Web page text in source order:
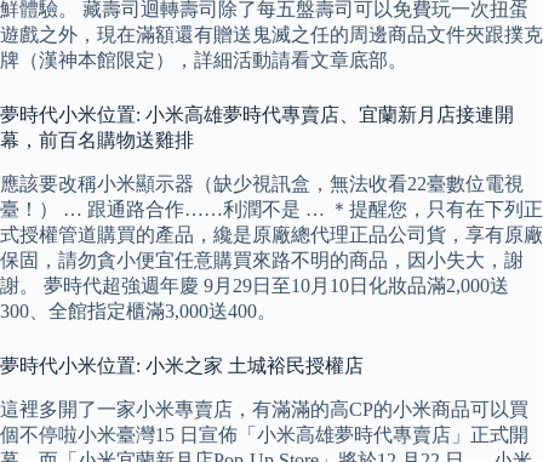
鮮體驗。 藏壽司迴轉壽司除了每五盤壽司可以免費玩一次扭蛋
遊戲之外，現在滿額還有贈送鬼滅之任的周邊商品文件夾跟撲克
牌（漢神本館限定），詳細活動請看文章底部。
夢時代小米位置: 小米高雄夢時代專賣店、宜蘭新月店接連開
幕，前百名購物送雞排
應該要改稱小米顯示器（缺少視訊盒，無法收看22臺數位電視
臺！） … 跟通路合作……利潤不是 … ＊提醒您，只有在下列正
式授權管道購買的產品，纔是原廠總代理正品公司貨，享有原廠
保固，請勿貪小便宜任意購買來路不明的商品，因小失大，謝
謝。 夢時代超強週年慶 9月29日至10月10日化妝品滿2,000送
300、全館指定櫃滿3,000送400。
夢時代小米位置: 小米之家 土城裕民授權店
這裡多開了一家小米專賣店，有滿滿的高CP的小米商品可以買
個不停啦小米臺灣15 日宣佈「小米高雄夢時代專賣店」正式開